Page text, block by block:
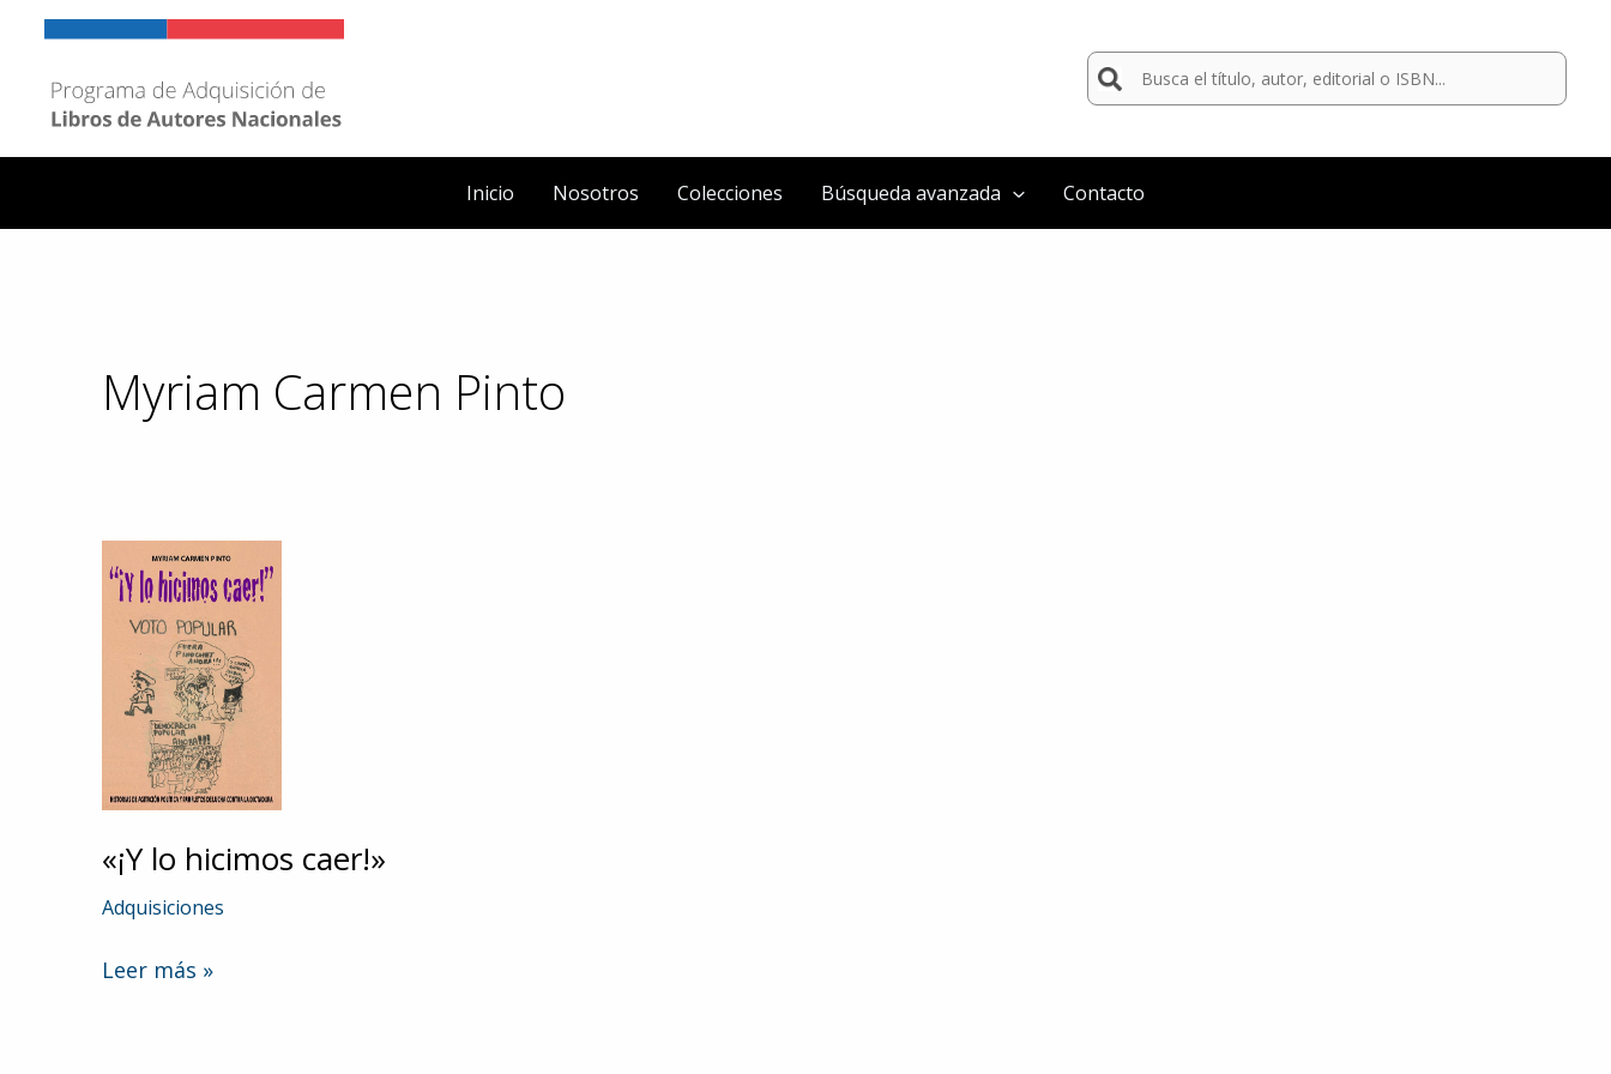
contenido
Buscar
por:
Inicio Nosotros Colecciones Búsqueda avanzada Contacto
Myriam Carmen Pinto
«¡Y lo hicimos caer!»
Adquisiciones
«¡Y
Leer más »